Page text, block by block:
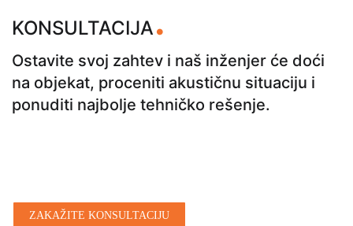
KONSULTACIJA.
Ostavite svoj zahtev i naš inženjer će doći
na objekat, proceniti akustičnu situaciju i
ponuditi najbolje tehničko rešenje.
ZAKAŽITE KONSULTACIJU